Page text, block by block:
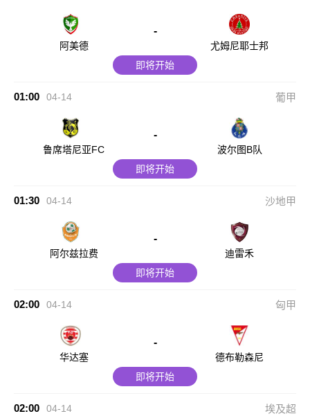
阿美德
-
尤姆尼耶士邦
即将开始
01:00 04-14 葡甲
鲁席塔尼亚FC
-
波尔图B队
即将开始
01:30 04-14 沙地甲
阿尔兹拉费
-
迪雷禾
即将开始
02:00 04-14 匈甲
华达塞
-
德布勒森尼
即将开始
02:00 04-14 埃及超